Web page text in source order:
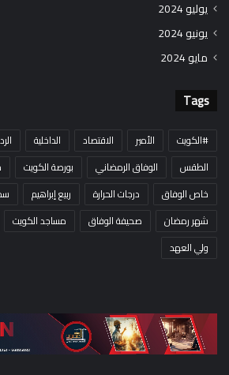
يوليو 2024
يونيو 2024
مايو 2024
Tags
#الكويت الأمير الاقتصاد الداخلية
الطقس
الوفاق الرمضاني بورصة الكويت
خاص الوفاق
درجات الحرارة ربيع إبراهيم
شهر رمضان
صحيفة الوفاق مساجد الكويت
ولي العهد